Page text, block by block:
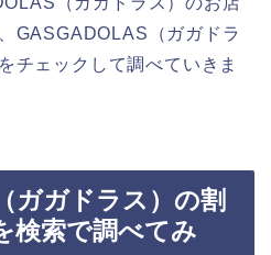
GASGADOLAS（ガガドラ
チェックして調べていきま
ガガドラス）の割
検索で調べてみ